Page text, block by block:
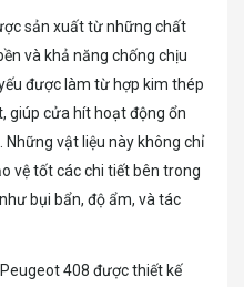
sản xuất từ những chất
và khả năng chống chịu
được làm từ hợp kim thép
giúp cửa hít hoạt động ổn
vật liệu này không chỉ
vệ tốt các chi tiết bên trong
bụi bẩn, độ ẩm, và tác
408 được thiết kế